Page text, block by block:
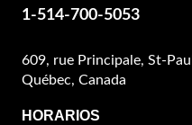
1-514-700-5053
609, rue Principale, St-
Québec, Canada
HORARIOS